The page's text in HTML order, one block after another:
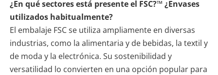
¿En qué sectores está presente el FSC?™ ¿Envases
utilizados habitualmente?
El embalaje FSC se utiliza ampliamente en diversas
industrias, como la alimentaria y de bebidas, la textil y
de moda y la electrónica. Su sostenibilidad y
versatilidad lo convierten en una opción popular para